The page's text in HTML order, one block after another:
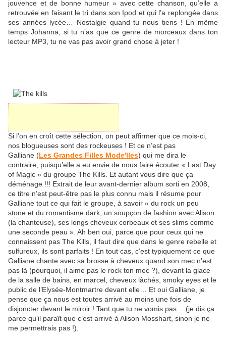
jouvence et de bonne humeur » avec cette chanson, qu’elle a
retrouvée en faisant le tri dans son Ipod et qui l’a replongée dans
ses années lycée… Nostalgie quand tu nous tiens ! En même
temps Johanna, si tu n’as que ce genre de morceaux dans ton
lecteur MP3, tu ne vas pas avoir grand chose à jeter !
Si l’on en croît cette sélection, on peut affirmer que ce mois-ci,
nos blogueuses sont des rockeuses ! Et ce n’est pas
Galliane (Les Grandes Filles Mode'lles) qui me dira le
contraire, puisqu’elle a eu envie de nous faire écouter « Last Day
of Magic » du groupe The Kills. Et autant vous dire que ça
déménage !!! Extrait de leur avant-dernier album sorti en 2008,
ce titre n’est peut-être pas le plus connu mais il résume pour
Galliane tout ce qui fait le groupe, à savoir « du rock un peu
stone et du romantisme dark, un soupçon de fashion avec Alison
(la chanteuse), ses longs cheveux corbeaux et ses slims comme
une seconde peau ». Ah ben oui, parce que pour ceux qui ne
connaissent pas The Kills, il faut dire que dans le genre rebelle et
sulfureux, ils sont parfaits ! En tout cas, c’est typiquement ce que
Galliane chante avec sa brosse à cheveux quand son mec n’est
pas là (pourquoi, il aime pas le rock ton mec ?), devant la glace
de la salle de bains, en marcel, cheveux lâchés, smoky eyes et le
public de l’Elysée-Montmartre devant elle… Et oui Galliane, je
pense que ça nous est toutes arrivé au moins une fois de
disjoncter devant le miroir ! Tant que tu ne vomis pas… (je dis ça
parce qu’il paraît que c’est arrivé à Alison Mosshart, sinon je ne
me permettrais pas !).